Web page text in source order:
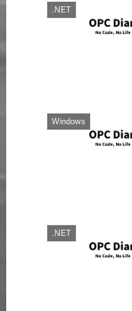
.NET
Windows
.NET